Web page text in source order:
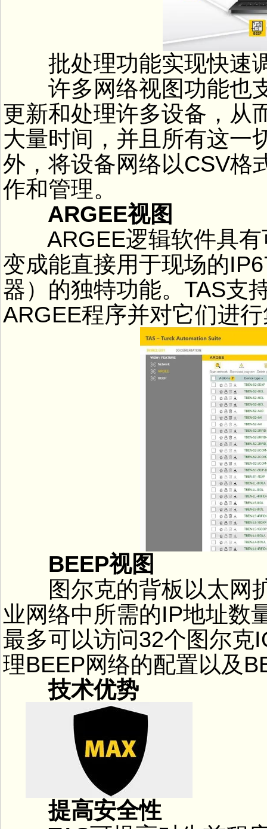
批处理功能实现快速
许多网络视图功能也支
更新和处理许多设备，从
大量时间，并且所有这一
外，将设备网络以CSV格
作和管理。
ARGEE视图
ARGEE逻辑软件具有
变成能直接用于现场的
器）的独特功能。TAS支
ARGEE程序并对它们进
BEEP视图
图尔克的背板以太网扩
业网络中所需的IP地址数
最多可以访问32个图尔克
理BEEP网络的配置以及
技术优势
提高安全性